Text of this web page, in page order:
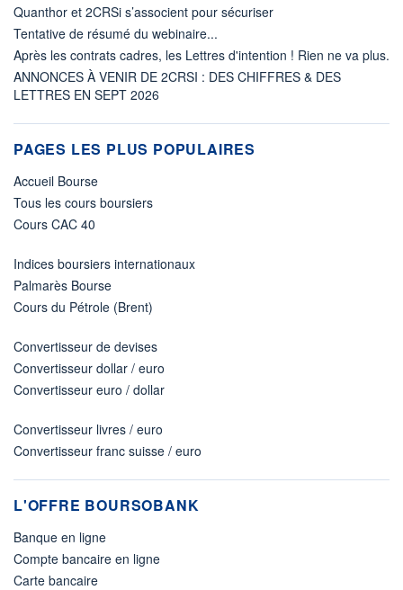
Quanthor et 2CRSi s’associent pour sécuriser
Tentative de résumé du webinaire...
Après les contrats cadres, les Lettres d'intention ! Rien ne va plus.
ANNONCES À VENIR DE 2CRSI : DES CHIFFRES & DES
LETTRES EN SEPT 2026
PAGES LES PLUS POPULAIRES
Accueil Bourse
Tous les cours boursiers
Cours CAC 40
Indices boursiers internationaux
Palmarès Bourse
Cours du Pétrole (Brent)
Convertisseur de devises
Convertisseur dollar / euro
Convertisseur euro / dollar
Convertisseur livres / euro
Convertisseur franc suisse / euro
L'OFFRE BOURSOBANK
Banque en ligne
Compte bancaire en ligne
Carte bancaire